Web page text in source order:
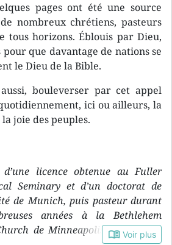
pages ont été une source
nombreux chrétiens, pasteurs
tous horizons. Éblouis par Dieu,
que davantage de nations se
le Dieu de la Bible.
aussi, bouleverser par cet appel
ici ou ailleurs, la
joie des peuples.
licence obtenue au Fuller
Seminary et d’un doctorat de
de Munich, puis pasteur durant
années à la Bethlehem
de Minneapolis, John Piper
book_open Voir plus